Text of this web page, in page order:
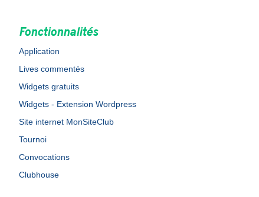
Fonctionnalités
Application
Lives commentés
Widgets gratuits
Widgets - Extension Wordpress
Site internet MonSiteClub
Tournoi
Convocations
Clubhouse